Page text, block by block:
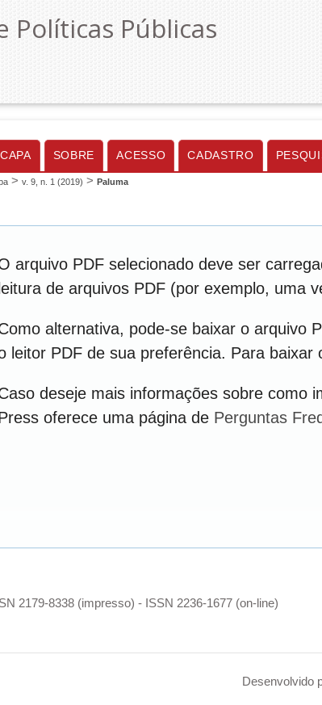
Políticas Públicas
CAPA SOBRE ACESSO CADASTRO
> v. 9, n. 1 (2019) > Paluma
arquivo PDF selecionado deve ser
de arquivos PDF (por exemplo, uma
alternativa, pode-se baixar o arquivo
leitor PDF de sua preferência. Para baixar
deseje mais informações sobre como
oferece uma página de Perguntas
2179-8338 (impresso) - ISSN 2236-1677 (on-line)
Desenvolvido